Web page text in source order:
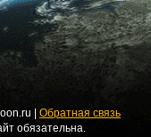
| Обратная связь
обязательна.